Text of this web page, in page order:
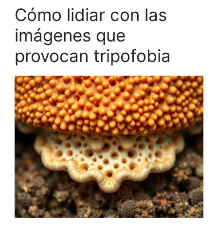
Cómo lidiar con las
imágenes que
provocan tripofobia